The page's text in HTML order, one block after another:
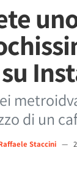
di un
Staccini —